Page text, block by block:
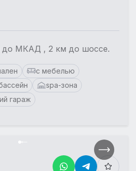
до МКАД , 2 км до шоссе.
с мебелью
spa-зона
гараж